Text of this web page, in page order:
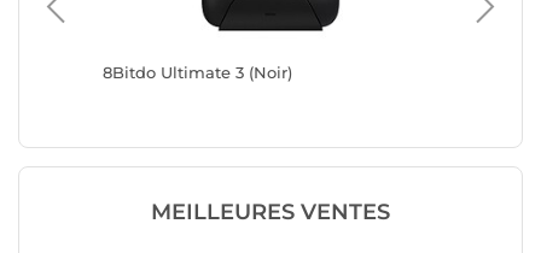
8Bitdo Ultimate 3 (Noir)
MEILLEURES VENTES